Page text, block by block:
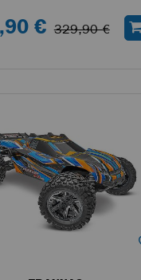
€ 329,90 €